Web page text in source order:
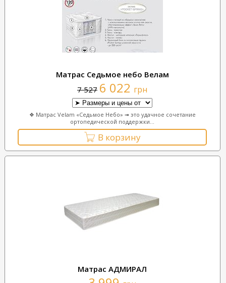
Матрас Седьмое небо Велам
7 527 6 022 грн
❖ Матрас Velam «Седьмое Небо» ➟ это удачное сочетание
ортопедической поддержки...
В корзину
Матрас АДМИРАЛ